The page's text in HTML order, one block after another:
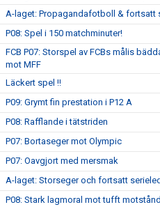
A-laget: Propagandafotboll & fortsatt
P08: Spel i 150 matchminuter!
FCB P07: Storspel av FCBs målis
mot MFF
Läckert spel !!
P09: Grymt fin prestation i P12 A
P08: Rafflande i tätstriden
P07: Bortaseger mot Olympic
P07: Oavgjort med mersmak
A-laget: Storseger och fortsatt
P08: Stark lagmoral mot tufft motstånd